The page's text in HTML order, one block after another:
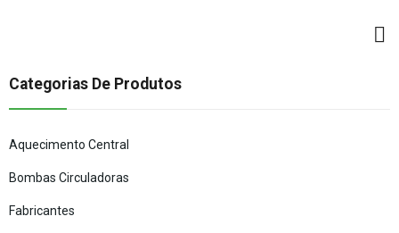
Categorias De Produtos
Aquecimento Central
Bombas Circuladoras
Fabricantes